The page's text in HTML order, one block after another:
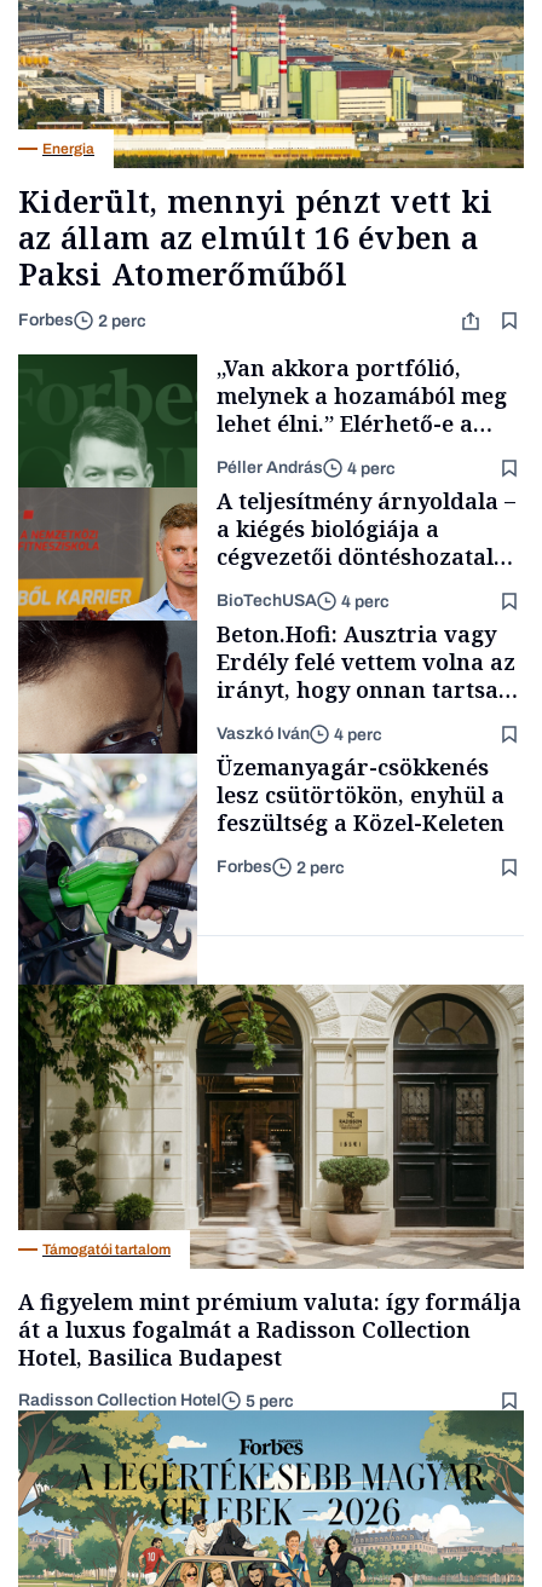
Energia
Kiderült, mennyi pénzt vett ki
az állam az elmúlt 16 évben a
Paksi Atomerőműből
Forbes 2 perc
Podcast
„Van akkora portfólió,
melynek a hozamából meg
lehet élni.” Elérhető-e a
passzív jövedelem és az
anyagi függetlenség?
Péller András 4 perc
Content Lab HUB
A teljesítmény árnyoldala –
a kiégés biológiája a
cégvezetői döntéshozatal
BioTechUSA 4 perc
Forbes-sztori
Beton.Hofi: Ausztria vagy
Erdély felé vettem volna az
irányt, hogy onnan tartsam
lélegeztetőgépen a magyar
zenét
Vaszkó Iván 4 perc
Energia
Üzemanyagár-csökkenés
lesz csütörtökön, enyhül a
feszültség a Közel-Keleten
Forbes 2 perc
Támogatói tartalom
A figyelem mint prémium valuta: így formálja
át a luxus fogalmát a Radisson Collection
Hotel, Basilica Budapest
Radisson Collection Hotel 5 perc